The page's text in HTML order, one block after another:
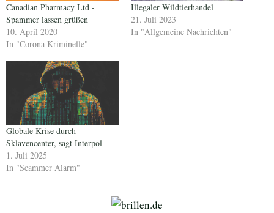
Canadian Pharmacy Ltd -
Spammer lassen grüßen
10. April 2020
In "Corona Kriminelle"
Illegaler Wildtierhandel
21. Juli 2023
In "Allgemeine Nachrichten"
Globale Krise durch
Sklavencenter, sagt Interpol
1. Juli 2025
In "Scammer Alarm"